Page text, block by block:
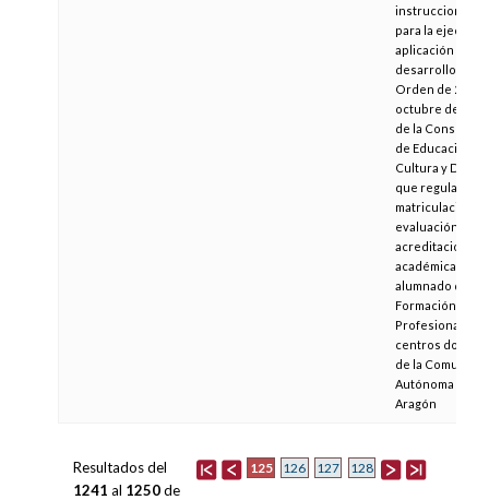
instrucciones
para la
aplicación el
desarrollo de la
Orden de 26 de
octubre de 2009,
de la Consejera
de Educación,
Cultura y
que regula la
matriculación,
evaluación y
acreditación
académica del
alumnado de
Formación
Profesional en
centros
de la
Autónoma de
Aragón
125 126 127 128
Resultados del
1241 al 1250de